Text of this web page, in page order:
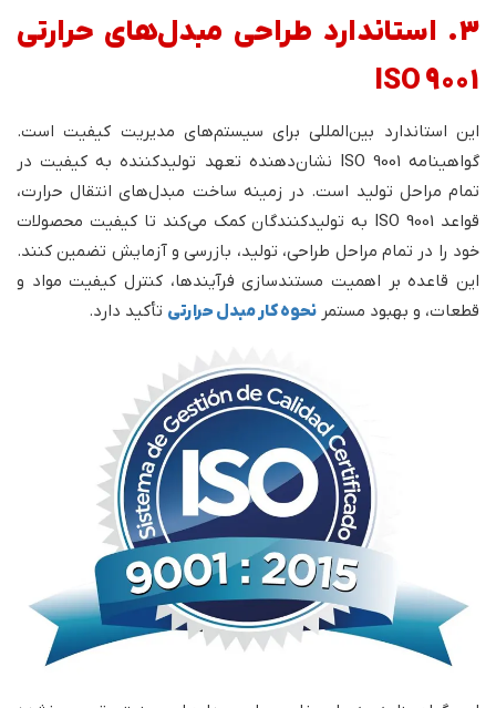
3. استاندارد طراحی مبدل‌های حرارتی
ISO 9001
این استاندارد بین‌المللی برای سیستم‌های مدیریت کیفیت است.
گواهینامه ISO 9001 نشان‌دهنده تعهد تولیدکننده به کیفیت در
تمام مراحل تولید است. در زمینه ساخت مبدل‌های انتقال حرارت،
قواعد ISO 9001 به تولیدکنندگان کمک می‌کند تا کیفیت محصولات
خود را در تمام مراحل طراحی، تولید، بازرسی و آزمایش تضمین کنند.
این قاعده بر اهمیت مستندسازی فرآیندها، کنترل کیفیت مواد و
قطعات، و بهبود مستمر نحوه کار مبدل حرارتی تأکید دارد.